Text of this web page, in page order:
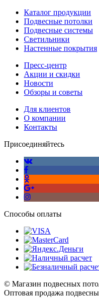
Каталог продукции
Подвесные потолки
Подвесные системы
Светильники
Настенные покрытия
Пресс-центр
Акции и скидки
Новости
Обзоры и советы
Для клиентов
О компании
Контакты
Присоединяйтесь
Способы оплаты
© Магазин подвесных
Оптовая продажа